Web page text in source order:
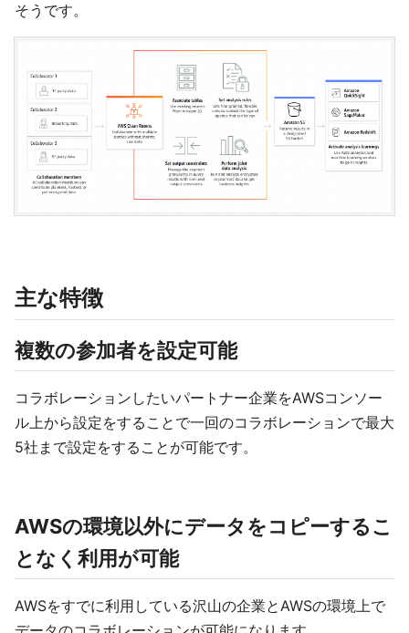
そうです。
主な特徴
複数の参加者を設定可能
コラボレーションしたいパートナー企業をAWSコンソー
ル上から設定をすることで一回のコラボレーションで最大
5社まで設定をすることが可能です。
AWSの環境以外にデータをコピーするこ
となく利用が可能
AWSをすでに利用している沢山の企業とAWSの環境上で